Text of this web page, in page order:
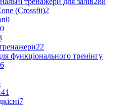
(Crossfit)2
0
0
22
функціонального тренінгу
41
7